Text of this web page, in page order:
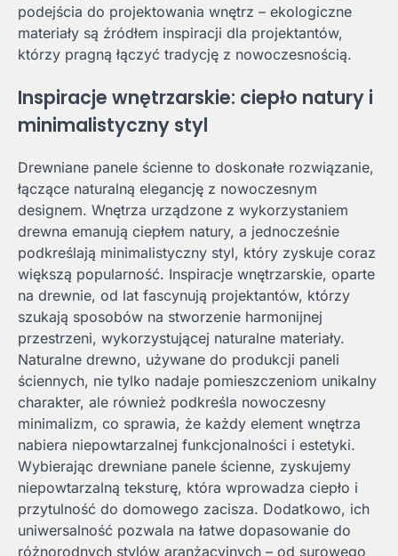
podejścia do projektowania wnętrz – ekologiczne
materiały są źródłem inspiracji dla projektantów,
którzy pragną łączyć tradycję z nowoczesnością.
Inspiracje wnętrzarskie: ciepło natury i
minimalistyczny styl
Drewniane panele ścienne to doskonałe rozwiązanie,
łączące naturalną elegancję z nowoczesnym
designem. Wnętrza urządzone z wykorzystaniem
drewna emanują ciepłem natury, a jednocześnie
podkreślają minimalistyczny styl, który zyskuje coraz
większą popularność. Inspiracje wnętrzarskie, oparte
na drewnie, od lat fascynują projektantów, którzy
szukają sposobów na stworzenie harmonijnej
przestrzeni, wykorzystującej naturalne materiały.
Naturalne drewno, używane do produkcji paneli
ściennych, nie tylko nadaje pomieszczeniom unikalny
charakter, ale również podkreśla nowoczesny
minimalizm, co sprawia, że każdy element wnętrza
nabiera niepowtarzalnej funkcjonalności i estetyki.
Wybierając drewniane panele ścienne, zyskujemy
niepowtarzalną teksturę, która wprowadza ciepło i
przytulność do domowego zacisza. Dodatkowo, ich
uniwersalność pozwala na łatwe dopasowanie do
różnorodnych stylów aranżacyjnych – od surowego